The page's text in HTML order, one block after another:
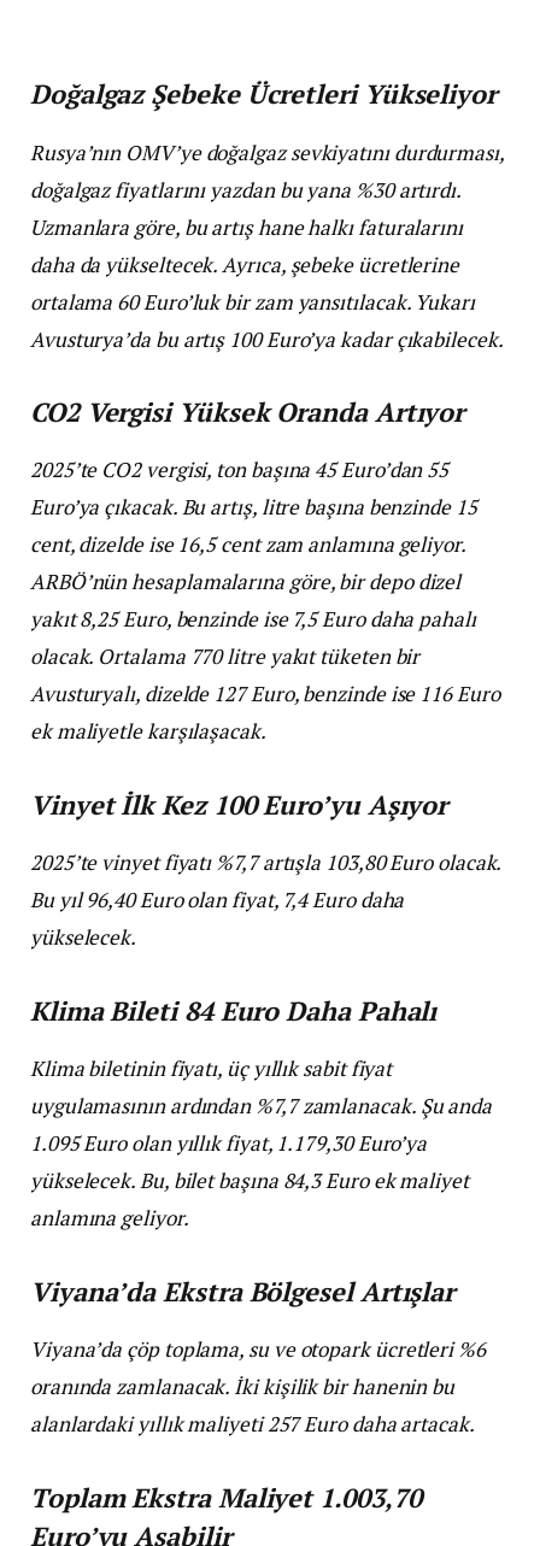
Doğalgaz Şebeke Ücretleri Yükseliyor
Rusya’nın OMV’ye doğalgaz sevkiyatını durdurması,
doğalgaz fiyatlarını yazdan bu yana %30 artırdı.
Uzmanlara göre, bu artış hane halkı faturalarını
daha da yükseltecek. Ayrıca, şebeke ücretlerine
ortalama 60 Euro’luk bir zam yansıtılacak. Yukarı
Avusturya’da bu artış 100 Euro’ya kadar çıkabilecek.
CO2 Vergisi Yüksek Oranda Artıyor
2025’te CO2 vergisi, ton başına 45 Euro’dan 55
Euro’ya çıkacak. Bu artış, litre başına benzinde 15
cent, dizelde ise 16,5 cent zam anlamına geliyor.
ARBÖ’nün hesaplamalarına göre, bir depo dizel
yakıt 8,25 Euro, benzinde ise 7,5 Euro daha pahalı
olacak. Ortalama 770 litre yakıt tüketen bir
Avusturyalı, dizelde 127 Euro, benzinde ise 116 Euro
ek maliyetle karşılaşacak.
Vinyet İlk Kez 100 Euro’yu Aşıyor
2025’te vinyet fiyatı %7,7 artışla 103,80 Euro olacak.
Bu yıl 96,40 Euro olan fiyat, 7,4 Euro daha
yükselecek.
Klima Bileti 84 Euro Daha Pahalı
Klima biletinin fiyatı, üç yıllık sabit fiyat
uygulamasının ardından %7,7 zamlanacak. Şu anda
1.095 Euro olan yıllık fiyat, 1.179,30 Euro’ya
yükselecek. Bu, bilet başına 84,3 Euro ek maliyet
anlamına geliyor.
Viyana’da Ekstra Bölgesel Artışlar
Viyana’da çöp toplama, su ve otopark ücretleri %6
oranında zamlanacak. İki kişilik bir hanenin bu
alanlardaki yıllık maliyeti 257 Euro daha artacak.
Toplam Ekstra Maliyet 1.003,70
Euro’yu Aşabilir